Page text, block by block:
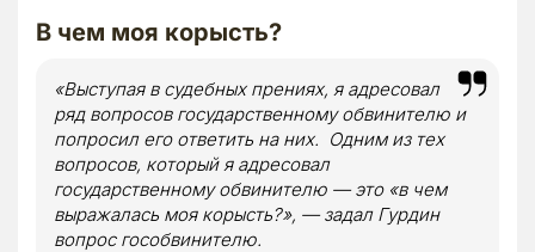
В чем моя корысть?
«Выступая в судебных прениях, я адресовал
ряд вопросов государственному обвинителю и
попросил его ответить на них. Одним из тех
вопросов, который я адресовал
государственному обвинителю — это «в чем
выражалась моя корысть?», — задал Гурдин
вопрос гособвинителю.